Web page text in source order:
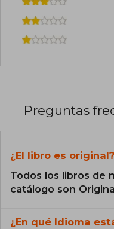
Preguntas
¿El libro es original?
Todos los libros de
catálogo son
¿En qué Idioma